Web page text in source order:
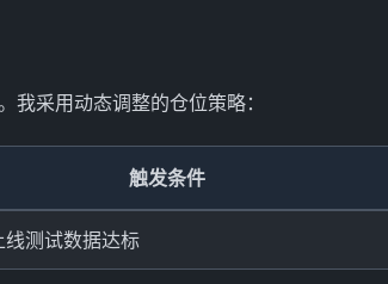
采用动态调整的仓位策略：
触发条件
线测试数据达标